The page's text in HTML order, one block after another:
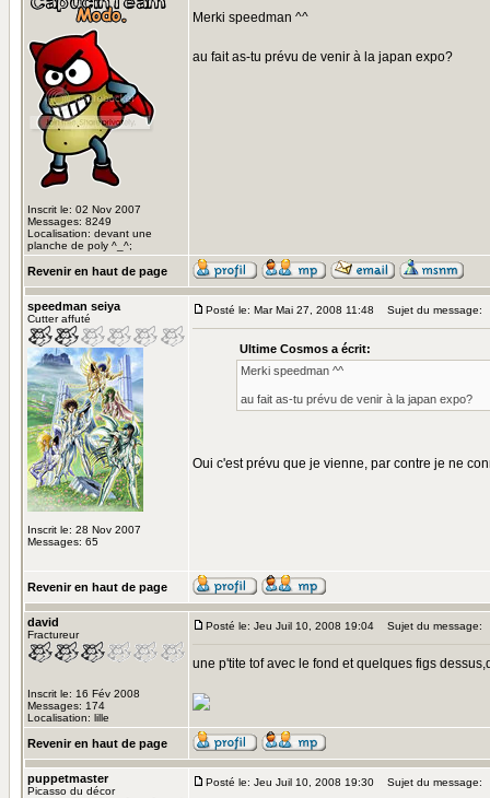
Inscrit le: 02 Nov 2007
Messages: 8249
Localisation: devant une
planche de poly ^_^;
Merki speedman ^^
au fait as-tu prévu de venir à la japan expo?
Revenir en haut de page
speedman seiya
Cutter affuté
Inscrit le: 28 Nov 2007
Messages: 65
Posté le: Mar Mai 27, 2008 11:48 Sujet du message:
Ultime Cosmos a écrit:
Merki speedman ^^
au fait as-tu prévu de venir à la japan expo?
Oui c'est prévu que je vienne, par contre je ne
Revenir en haut de page
david
Fractureur
Inscrit le: 16 Fév 2008
Messages: 174
Localisation: lille
Posté le: Jeu Juil 10, 2008 19:04 Sujet du message:
une p'tite tof avec le fond et quelques figs
Revenir en haut de page
puppetmaster
Picasso du décor
Posté le: Jeu Juil 10, 2008 19:30 Sujet du message: